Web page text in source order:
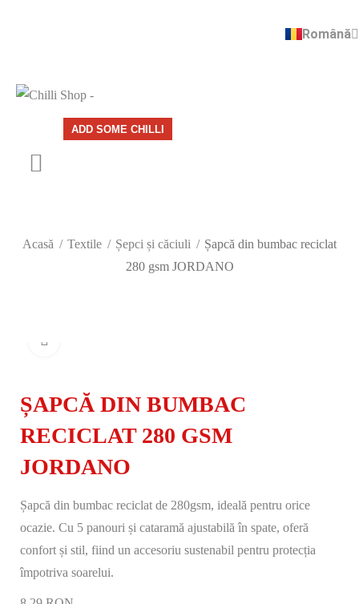
Română
English
ADD SOME CHILLI
Acasă Textile Șepci și căciuli
Șapcă din bumbac reciclat
280 gsm JORDANO
ȘAPCĂ DIN BUMBAC
RECICLAT 280 GSM
JORDANO
Șapcă din bumbac reciclat de 280gsm, ideală pentru orice
ocazie. Cu 5 panouri și cataramă ajustabilă în spate, oferă
confort și stil, fiind un accesoriu sustenabil pentru protecția
împotriva soarelui.